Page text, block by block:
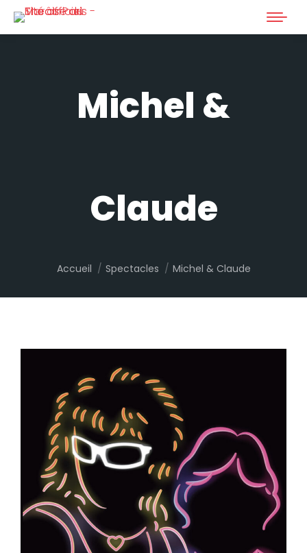
Michel &
Claude
Vous êtes ici :
Accueil Spectacles Michel & Claude